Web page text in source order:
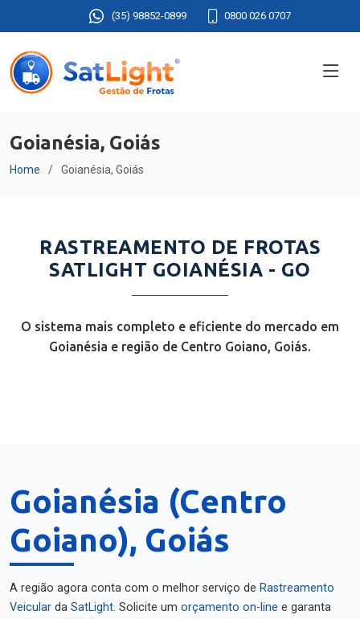
(35) 98852-0899 0800 026 0707
Goianésia, Goiás
Home Goianésia, Goiás
RASTREAMENTO DE FROTAS
SATLIGHT GOIANÉSIA - GO
O sistema mais completo e eficiente do mercado em
Goianésia e região de Centro Goiano, Goiás.
Goianésia (Centro
Goiano), Goiás
A região agora conta com o melhor serviço de Rastreamento
Veicular da SatLight. Solicite um orçamento on-line e garanta